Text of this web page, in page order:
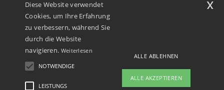
Unsere Paketzusteller
Diese Website verwendet
Cookies, um Ihre Erfahrung
zu verbessern, während Sie
durch die Website
navigieren. Weiterlesen
NOTWENDIGE
LEISTUNGS
ALLE ABLEHNEN
ALLE AKZEPTIEREN
x